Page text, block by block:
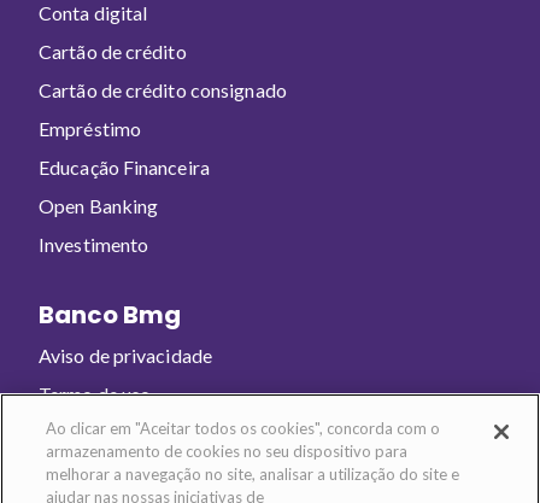
Conta digital
Cartão de crédito
Cartão de crédito consignado
Empréstimo
Educação Financeira
Open Banking
Investimento
Banco Bmg
Aviso de privacidade
Termo de uso
Baixe o app e abra sua conta!
Ao clicar em "Aceitar todos os cookies", concorda com o
armazenamento de cookies no seu dispositivo para
melhorar a navegação no site, analisar a utilização do site e
ajudar nas nossas iniciativas de